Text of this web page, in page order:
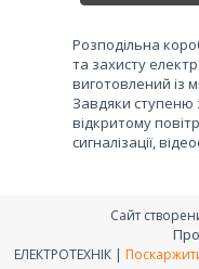
Розподільна
та захисту
виготовлений із
Завдяки ступеню
відкритому
сигналізації,
Сайт
ЕЛЕКТРОТЕХНІК |